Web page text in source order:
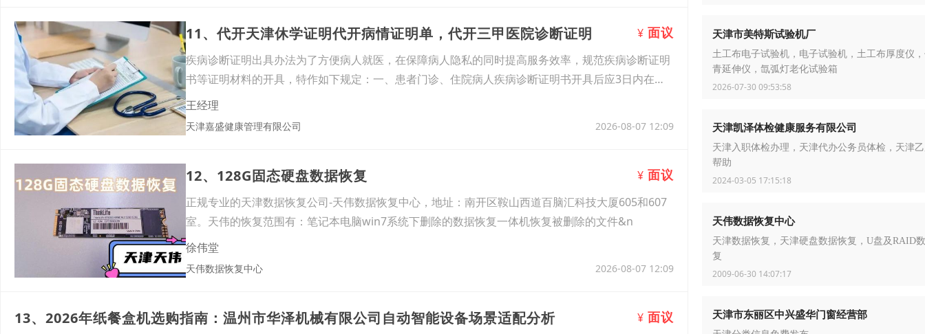
11、代开天津休学证明代开病情证明单，代开三甲医院诊断证明 ¥ 面议
疾病诊断证明出具办法为了方便病人就医，在保障病人隐私的同时提高服务效率，规范疾病诊断证明
书等证明材料的开具，特作如下规定：一、患者门诊、住院病人疾病诊断证明书开具后应3日内在门
诊服
王经理
天津嘉盛健康管理有限公司 2026-08-07 12:09
12、128G固态硬盘数据恢复 ¥ 面议
正规专业的天津数据恢复公司-天伟数据恢复中心，地址：南开区鞍山西道百脑汇科技大厦605和607
室。天伟的恢复范围有：笔记本电脑win7系统下删除的数据恢复一体机恢复被删除的文件&n
徐伟堂
天伟数据恢复中心 2026-08-07 12:09
13、2026年纸餐盒机选购指南：温州市华泽机械有限公司自动智能设备场景适配分析 ¥ 面议
天津市美特斯试验机厂
土工布电子试验机，电子试验机，土工布厚度仪
青延伸仪，氙弧灯老化试验箱
2026-07-30 09:53:58
天津凯泽体检健康服务有限公司
天津入职体检办理，天津代办公务员体检，天津
帮助
2024-03-05 17:15:18
天伟数据恢复中心
天津数据恢复，天津硬盘数据恢复，U盘及RAID
复
2009-06-30 14:07:17
天津市东丽区中兴盛华门窗经营部